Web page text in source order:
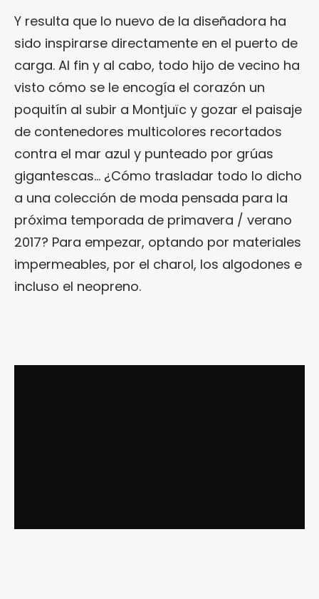
Y resulta que lo nuevo de la diseñadora ha
sido inspirarse directamente en el puerto de
carga. Al fin y al cabo, todo hijo de vecino ha
visto cómo se le encogía el corazón un
poquitín al subir a Montjuïc y gozar el paisaje
de contenedores multicolores recortados
contra el mar azul y punteado por grúas
gigantescas… ¿Cómo trasladar todo lo dicho
a una colección de moda pensada para la
próxima temporada de primavera / verano
2017? Para empezar, optando por materiales
impermeables, por el charol, los algodones e
incluso el neopreno.